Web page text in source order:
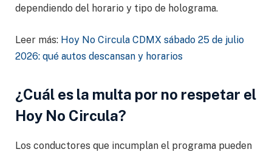
dependiendo del horario y tipo de holograma.
Leer más: Hoy No Circula CDMX sábado 25 de julio
2026: qué autos descansan y horarios
¿Cuál es la multa por no respetar el
Hoy No Circula?
Los conductores que incumplan el programa pueden